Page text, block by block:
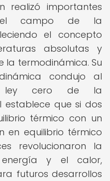
realizó importantes
el campo de la
el concepto
absolutas y
la termodinámica. Su
condujo al
ley cero de la
establece que si dos
térmico con un
en equilibrio térmico
revolucionaron la
y el calor,
futuros desarrollos